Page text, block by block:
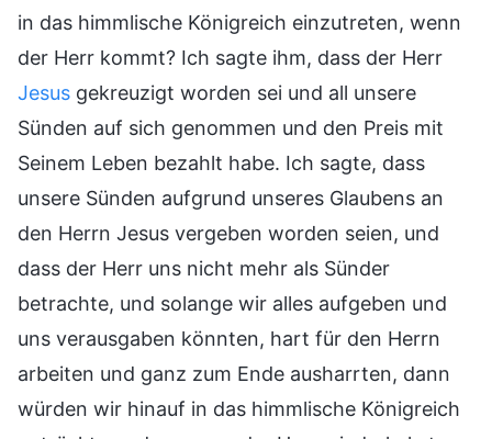
in das himmlische Königreich einzutreten, wenn
der Herr kommt? Ich sagte ihm, dass der Herr
Jesus gekreuzigt worden sei und all unsere
Sünden auf sich genommen und den Preis mit
Seinem Leben bezahlt habe. Ich sagte, dass
unsere Sünden aufgrund unseres Glaubens an
den Herrn Jesus vergeben worden seien, und
dass der Herr uns nicht mehr als Sünder
betrachte, und solange wir alles aufgeben und
uns verausgaben könnten, hart für den Herrn
arbeiten und ganz zum Ende ausharrten, dann
würden wir hinauf in das himmlische Königreich